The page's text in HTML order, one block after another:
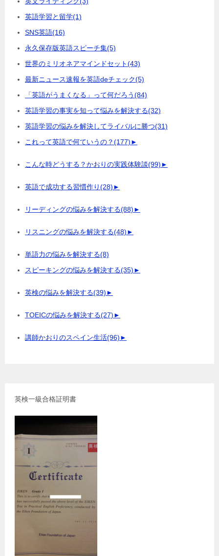
英語学習と留学(1)
SNS英語(16)
永久保存版英語スピーチ集(5)
世界のミリオネアマインドセット(43)
最新ニュース速報を英語deチェック(5)
「英語がうまくなる」って何だろう(84)
英語学習の事実を知って悩みを解決する(32)
英語学習の悩みを解決してライバルに勝つ(31)
これって英語で何ていうの？(177)►
こんな時どうする？かおりの実践体験談(99)►
英語で成功する習慣作り(28)►
リーディングの悩みを解決する(88)►
リスニングの悩みを解決する(48)►
単語力の悩みを解決する(8)
スピーキングの悩みを解決する(35)►
英検の悩みを解決する(39)►
TOEICの悩みを解決する(27)►
講師かおりのスペイン生活(96)►
英検一級合格証明書